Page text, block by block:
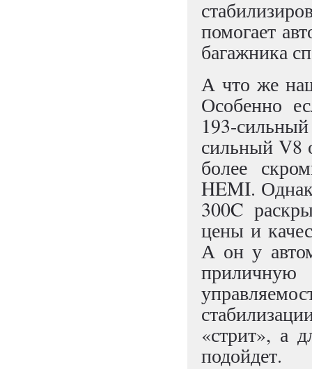
помогает
багажника
А что же
Особенно
193-
сильный V8
более
HEMI.
300C
цены и
А он у
«стрит», а
подойдет.